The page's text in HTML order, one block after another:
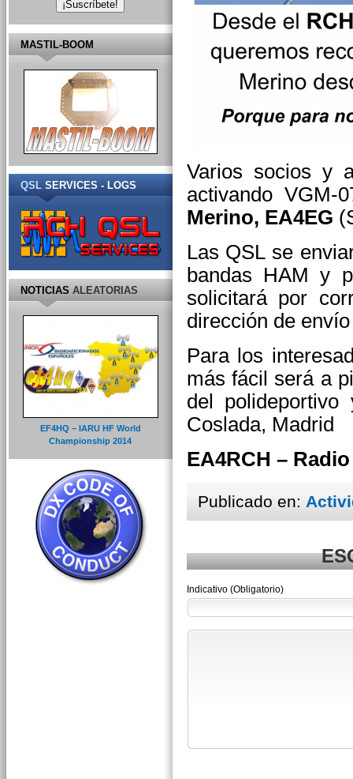
Varios socios y
activando
Merino, EA4EG
Las QSL se
bandas HAM y
solicitará por
dirección de
Para los
más fácil será a
del
Coslada, Madrid
EA4RCH –
Publicado en:
Indicativo (Obligatorio)
MASTIL-BOOM
QSLSERVICES - LOGS
NOTICIASALEATORIAS
EF4HQ – IARU HF World
Championship 2014